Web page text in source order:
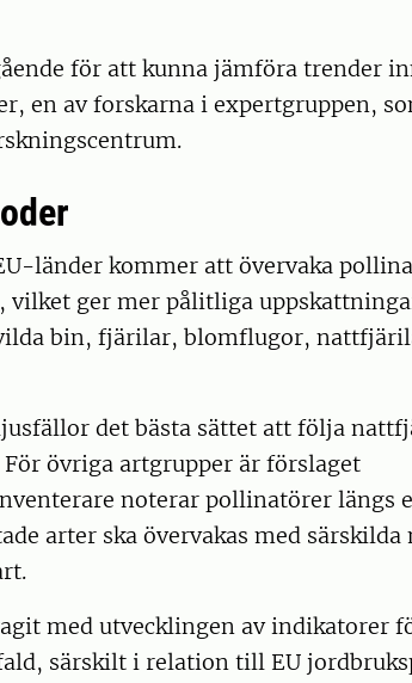
för att kunna jämföra trender
en av forskarna i expertgruppen,
länder kommer att övervaka
vilket ger mer pålitliga
bin, fjärilar, blomflugor,
det bästa sättet att följa
övriga artgrupper är förslaget
noterar pollinatörer längs
arter ska övervakas med
med utvecklingen av indikatorer
särskilt i relation till EU